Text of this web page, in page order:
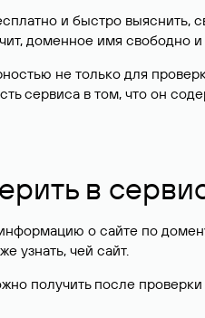
и быстро
доменное имя свободно
не только для
сервиса в том, что он
в
о сайте по
узнать, чей сайт.
получить после